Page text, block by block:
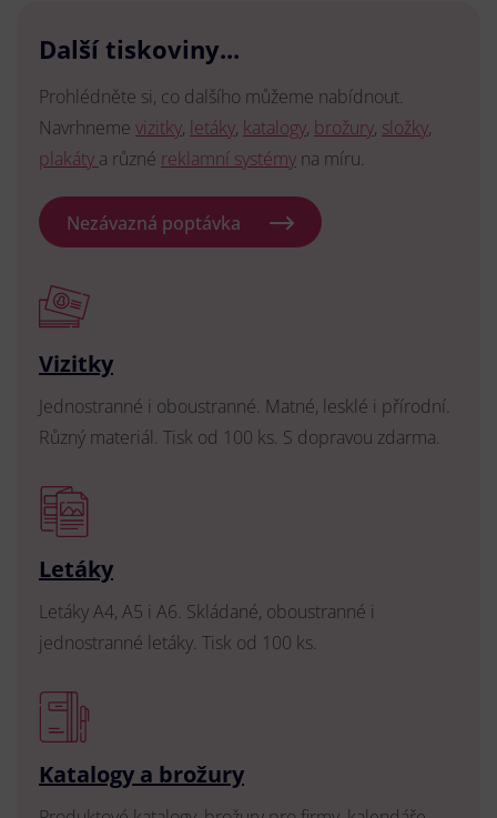
Další tiskoviny...
Prohlédněte si, co dalšího můžeme nabídnout.
Navrhneme vizitky, letáky, katalogy, brožury, složky,
plakáty a různé reklamní systémy na míru.
Nezávazná poptávka
Vizitky
Jednostranné i oboustranné. Matné, lesklé i přírodní.
Různý materiál. Tisk od 100 ks. S dopravou zdarma.
Letáky
Letáky A4, A5 i A6. Skládané, oboustranné i
jednostranné letáky. Tisk od 100 ks.
Katalogy a brožury